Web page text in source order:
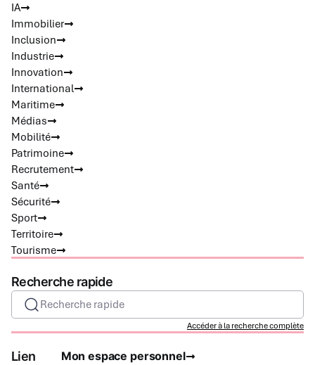
IA
Immobilier
Inclusion
Industrie
Innovation
International
Maritime
Médias
Mobilité
Patrimoine
Recrutement
Santé
Sécurité
Sport
Territoire
Tourisme
Recherche rapide
Recherche rapide
Accéder à la recherche complète
Lien
Mon espace personnel